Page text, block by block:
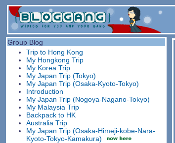
Group Blog
Trip to Hong Kong
My Hongkong Trip
My Korea Trip
My Japan Trip (Tokyo)
My Japan Trip (Osaka-Kyoto-Tokyo)
Introduction
My Japan Trip (Nogoya-Nagano-Tokyo)
My Malaysia Trip
Backpack to HK
Australia Trip
My Japan Trip (Osaka-Himeji-kobe-Nara-
Kyoto-Tokyo-Kamakura)